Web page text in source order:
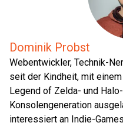
Dominik Probst
Webentwickler, Technik-
seit der Kindheit, mit
Legend of Zelda- und
Konsolengeneration
interessiert an Indie-